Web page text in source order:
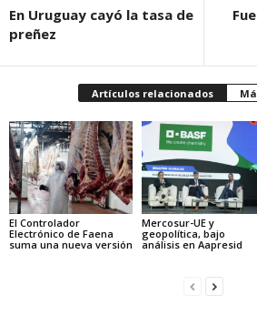
En Uruguay cayó la tasa de
preñez
Artículos relacionados
El Controlador
Electrónico de Faena
suma una nueva versión
Mercosur-UE y
geopolítica, bajo
análisis en Aapresid